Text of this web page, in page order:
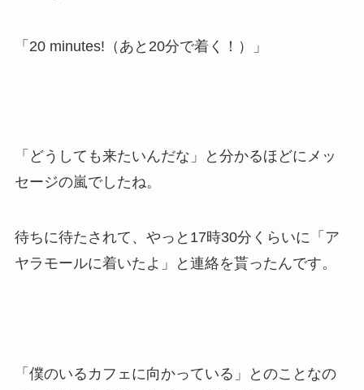
「20 minutes!（あと20分で着く！）」
「どうしても来たいんだな」と分かるほどにメッ
セージの嵐でしたね。
待ちに待たされて、やっと17時30分くらいに「ア
ヤラモールに着いたよ」と連絡を貰ったんです。
「僕のいるカフェに向かっている」とのことなの